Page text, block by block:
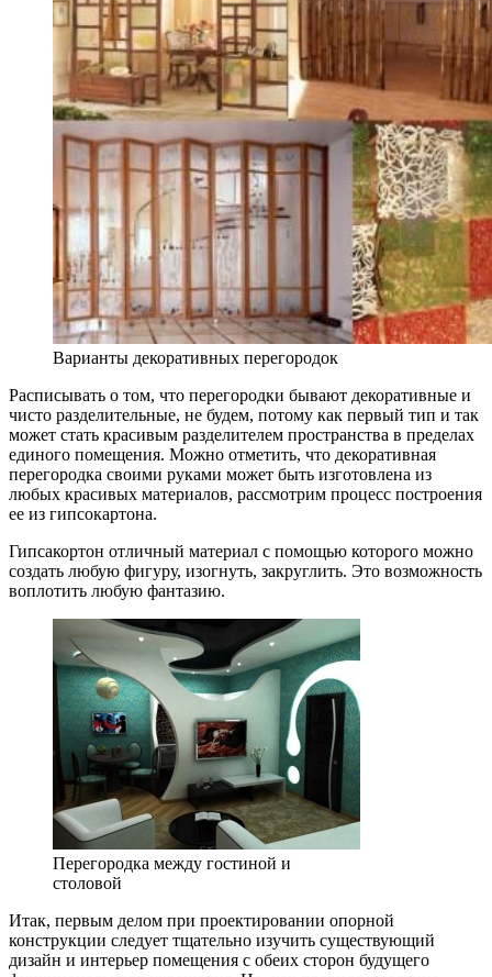
Варианты декоративных перегородок
Расписывать о том, что перегородки бывают декоративные и
чисто разделительные, не будем, потому как первый тип и так
может стать красивым разделителем пространства в пределах
единого помещения. Можно отметить, что декоративная
перегородка своими руками может быть изготовлена из
любых красивых материалов, рассмотрим процесс построения
ее из гипсокартона.
Гипсакортон отличный материал с помощью которого можно
создать любую фигуру, изогнуть, закруглить. Это возможность
воплотить любую фантазию.
Перегородка между гостиной и
столовой
Итак, первым делом при проектировании опорной
конструкции следует тщательно изучить существующий
дизайн и интерьер помещения с обеих сторон будущего